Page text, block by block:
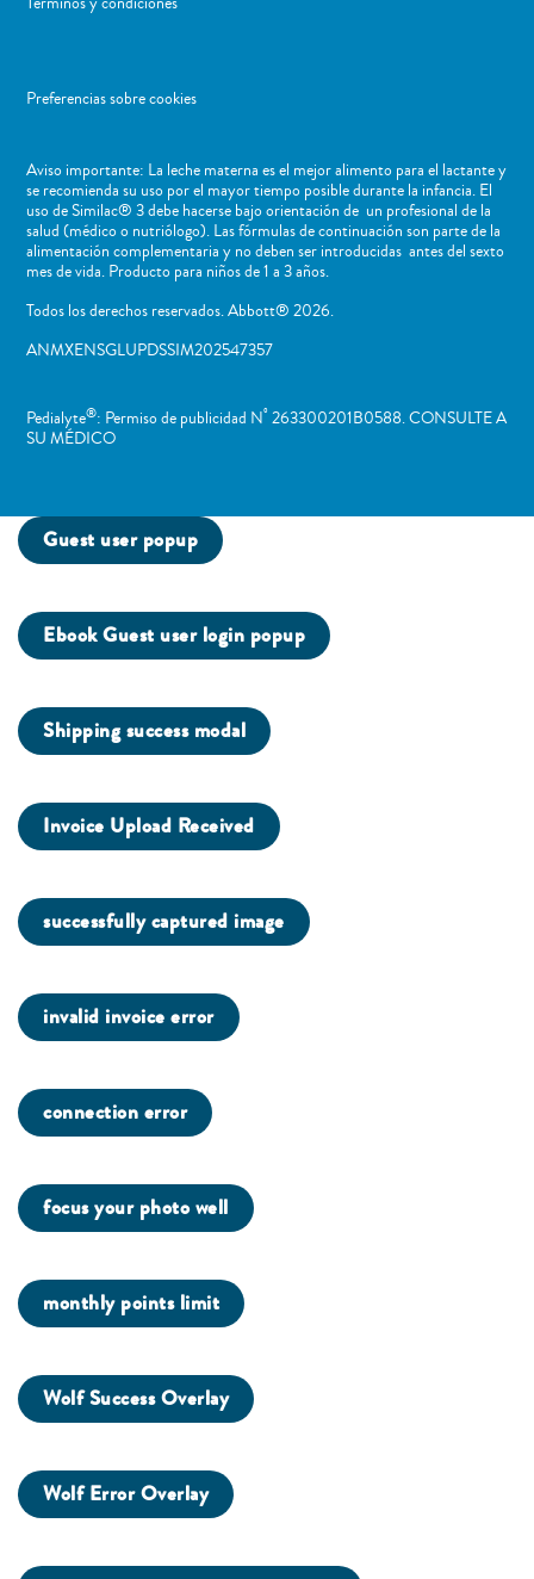
Preferencias sobre cookies
Aviso importante: La leche materna es el mejor alimento para el lactante y
se recomienda su uso por el mayor tiempo posible durante la infancia. El
uso de Similac® 3 debe hacerse bajo orientación de un profesional de la
salud (médico o nutriólogo). Las fórmulas de continuación son parte de la
alimentación complementaria y no deben ser introducidas antes del sexto
mes de vida. Producto para niños de 1 a 3 años.
Todos los derechos reservados. Abbott® 2026.
ANMXENSGLUPDSSIM202547357
Pedialyte®: Permiso de publicidad Nº 263300201B0588. CONSULTE A
SU MÉDICO
Guest user popup
Ebook Guest user login popup
Shipping success modal
Invoice Upload Received
successfully captured image
invalid invoice error
connection error
focus your photo well
monthly points limit
Wolf Success Overlay
Wolf Error Overlay